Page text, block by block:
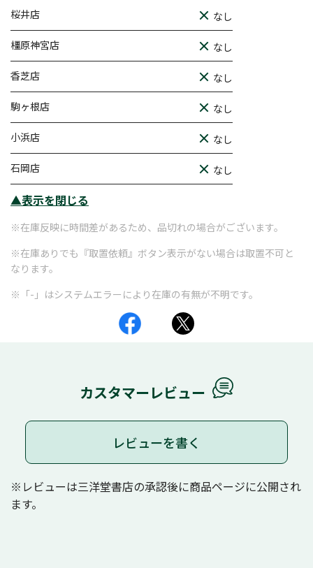
桜井店 なし
橿原神宮店 なし
香芝店 なし
駒ヶ根店 なし
小浜店 なし
石岡店 なし
▲表示を閉じる
※在庫反映に時間差があるため、品切れの場合がございます。
※在庫ありでも『取置依頼』ボタン表示がない場合は取置不可と
なります。
※「-」はシステムエラーにより在庫の有無が不明です。
カスタマーレビュー
レビューを書く
※レビューは三洋堂書店の承認後に商品ページに公開され
ます。